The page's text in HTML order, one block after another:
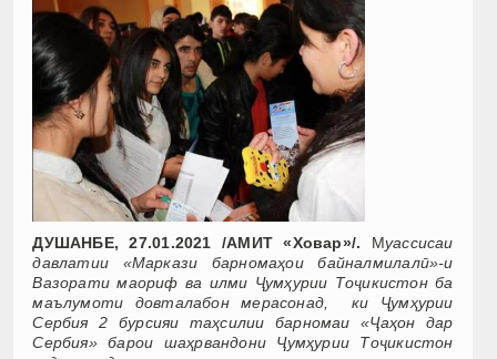
ДУШАНБЕ, 27.01.2021 /АМИТ «Ховар»/. Муассисаи
давлатии «Маркази барномаҳои байналмилалӣ»-и
Вазорати маориф ва илми Ҷумҳурии Тоҷикистон ба
маълумоти довталабон мерасонад,
ки Ҷумҳурии
Сербия 2 бурсияи таҳсилии барномаи «Ҷаҳон дар
Сербия» барои шаҳрвандони Ҷумҳурии Тоҷикистон